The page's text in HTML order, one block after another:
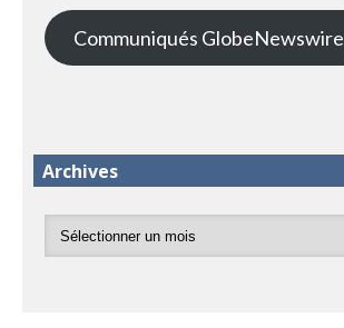
Communiqués GlobeNewswire
Archives